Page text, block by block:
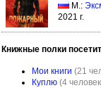
М.:
2021 г.
Книжные полки
Мои книги (21
Куплю (4